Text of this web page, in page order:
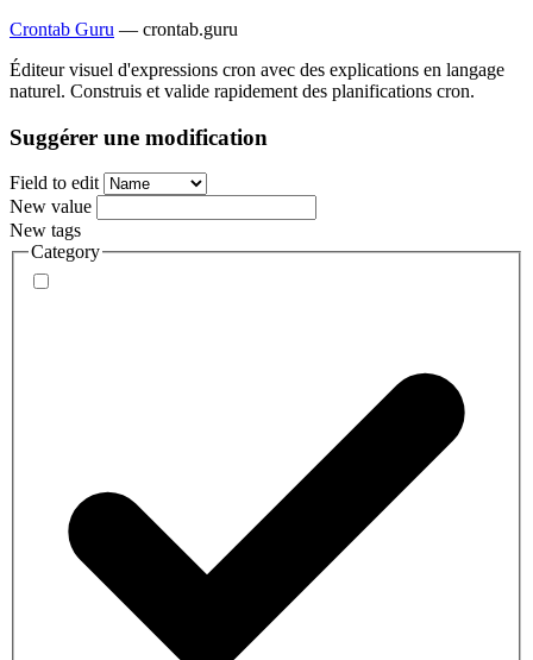
Crontab Guru — crontab.guru
Éditeur visuel d'expressions cron avec des explications en langage
naturel. Construis et valide rapidement des planifications cron.
Suggérer une modification
Field to edit
New value
New tags
Category